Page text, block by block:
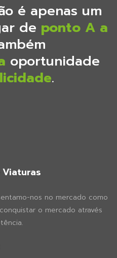
é apenas um
de ponto A a
oportunidade
.
nos no mercado como
o mercado através